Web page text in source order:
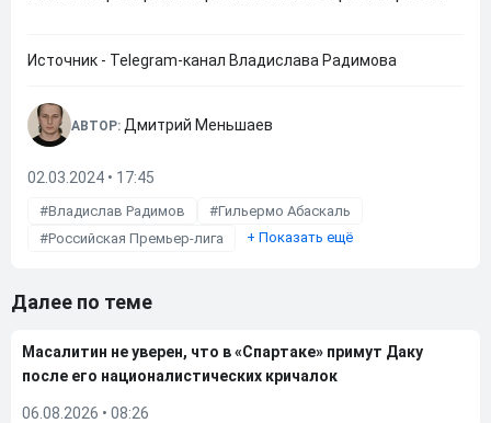
Источник - Telegram-канал Владислава Радимова
АВТОР: Дмитрий Меньшаев
02.03.2024 • 17:45
Владислав Радимов
Гильермо Абаскаль
Российская Премьер-лига
+ Показать ещё
Далее по теме
Масалитин не уверен, что в «Спартаке» примут Даку
после его националистических кричалок
06.08.2026 • 08:26